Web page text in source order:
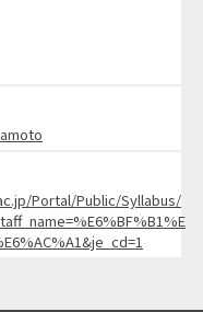
Portal/Public/Syllabus/